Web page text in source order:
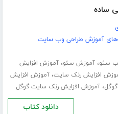
ساده
آموزش طراحی وب سایت
سئو،آموزش سئو،آموزش افزایش
افزایش رنک سایت،آموزش افزایش
،آموزش افزایش رنک سایت گوگل
دانلود کتاب